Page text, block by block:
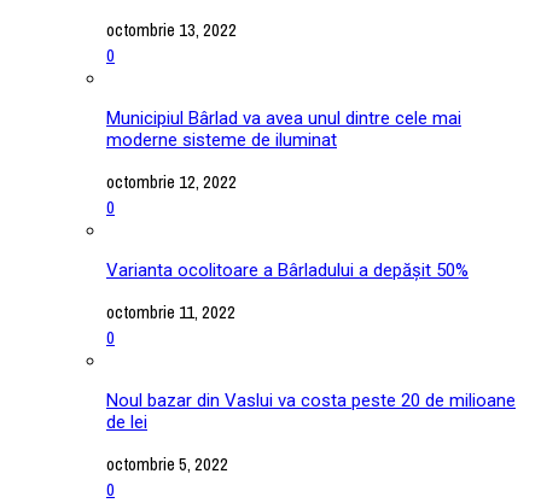
octombrie 13, 2022
0
Municipiul Bârlad va avea unul dintre cele mai
moderne sisteme de iluminat
octombrie 12, 2022
0
Varianta ocolitoare a Bârladului a depășit 50%
octombrie 11, 2022
0
Noul bazar din Vaslui va costa peste 20 de milioane
de lei
octombrie 5, 2022
0